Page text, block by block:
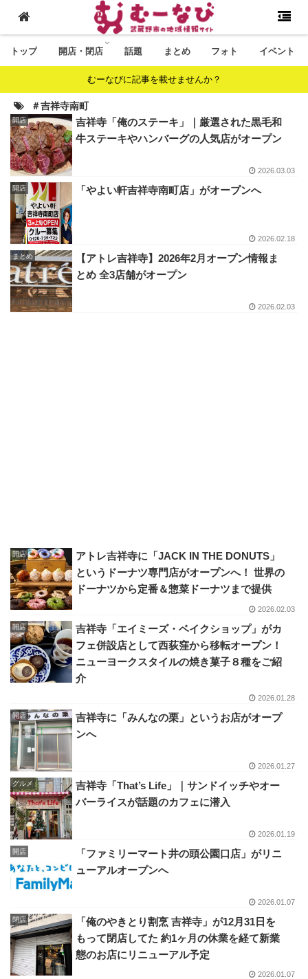
トップ 開店・閉店 話題 まとめ フォト イベント
むーなびに記事を載せませんか？
＃吉祥寺南町
開店
吉祥寺「俺のステーキ」｜厳選された黒毛和
牛ステーキやハンバーグの人気店がオープン
2026.03.03
開店 「やよい軒吉祥寺南町店」がオープンへ
2026.02.18
まとめ
【アトレ吉祥寺】2026年2月オープン情報ま
とめ 全3店舗がオープン
2026.02.03
開店
アトレ吉祥寺に「JACK IN THE DONUTS」
というドーナツ専門店がオープンへ！ 世界の
ドーナツから定番＆惣菜ドーナツまで提供
2026.02.03
開店
吉祥寺「エイミーズ・ベイクショップ」がカ
フェ併設店として西荻窪から移転オープン！
ニューヨークスタイルの焼き菓子８種をご紹
介
2026.01.28
開店
吉祥寺に「みんなの栗」というお店がオープ
ンへ
2026.01.27
グルメ
吉祥寺「That’s Life」｜サンドイッチやオー
バーライスが話題のカフェに潜入
2026.01.19
開店
「ファミリーマート井の頭公園口店」がリニ
ューアルオープンへ
2026.01.07
閉店
「俺のやきとり割烹 吉祥寺」が12月31日を
もって閉店してた 約1ヶ月の休業を経て新業
態のお店にリニューアル予定
2026.01.07